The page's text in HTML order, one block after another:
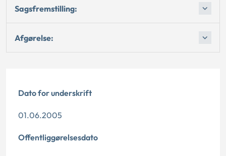
Sagsfremstilling:
Afgørelse:
Dato for underskrift
01.06.2005
Offentliggørelsesdato